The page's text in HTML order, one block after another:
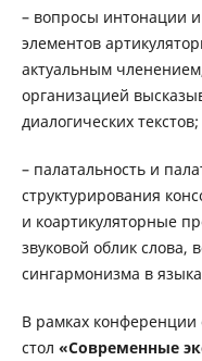
– вопросы интонации
элементов
актуальным
организацией
диалогических текстов;
– палатальность и
структурирования
и коартикуляторные
звуковой облик слова,
сингармонизма в
В рамках конференции
стол «Современные